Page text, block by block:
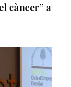
càncer” a